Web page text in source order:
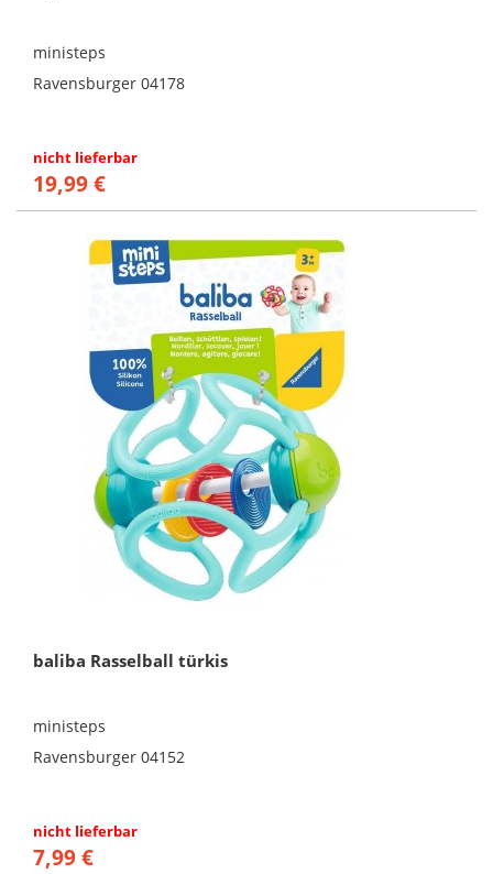
ministeps
Ravensburger 04178
nicht lieferbar
19,99 €
baliba Rasselball türkis
ministeps
Ravensburger 04152
nicht lieferbar
7,99 €